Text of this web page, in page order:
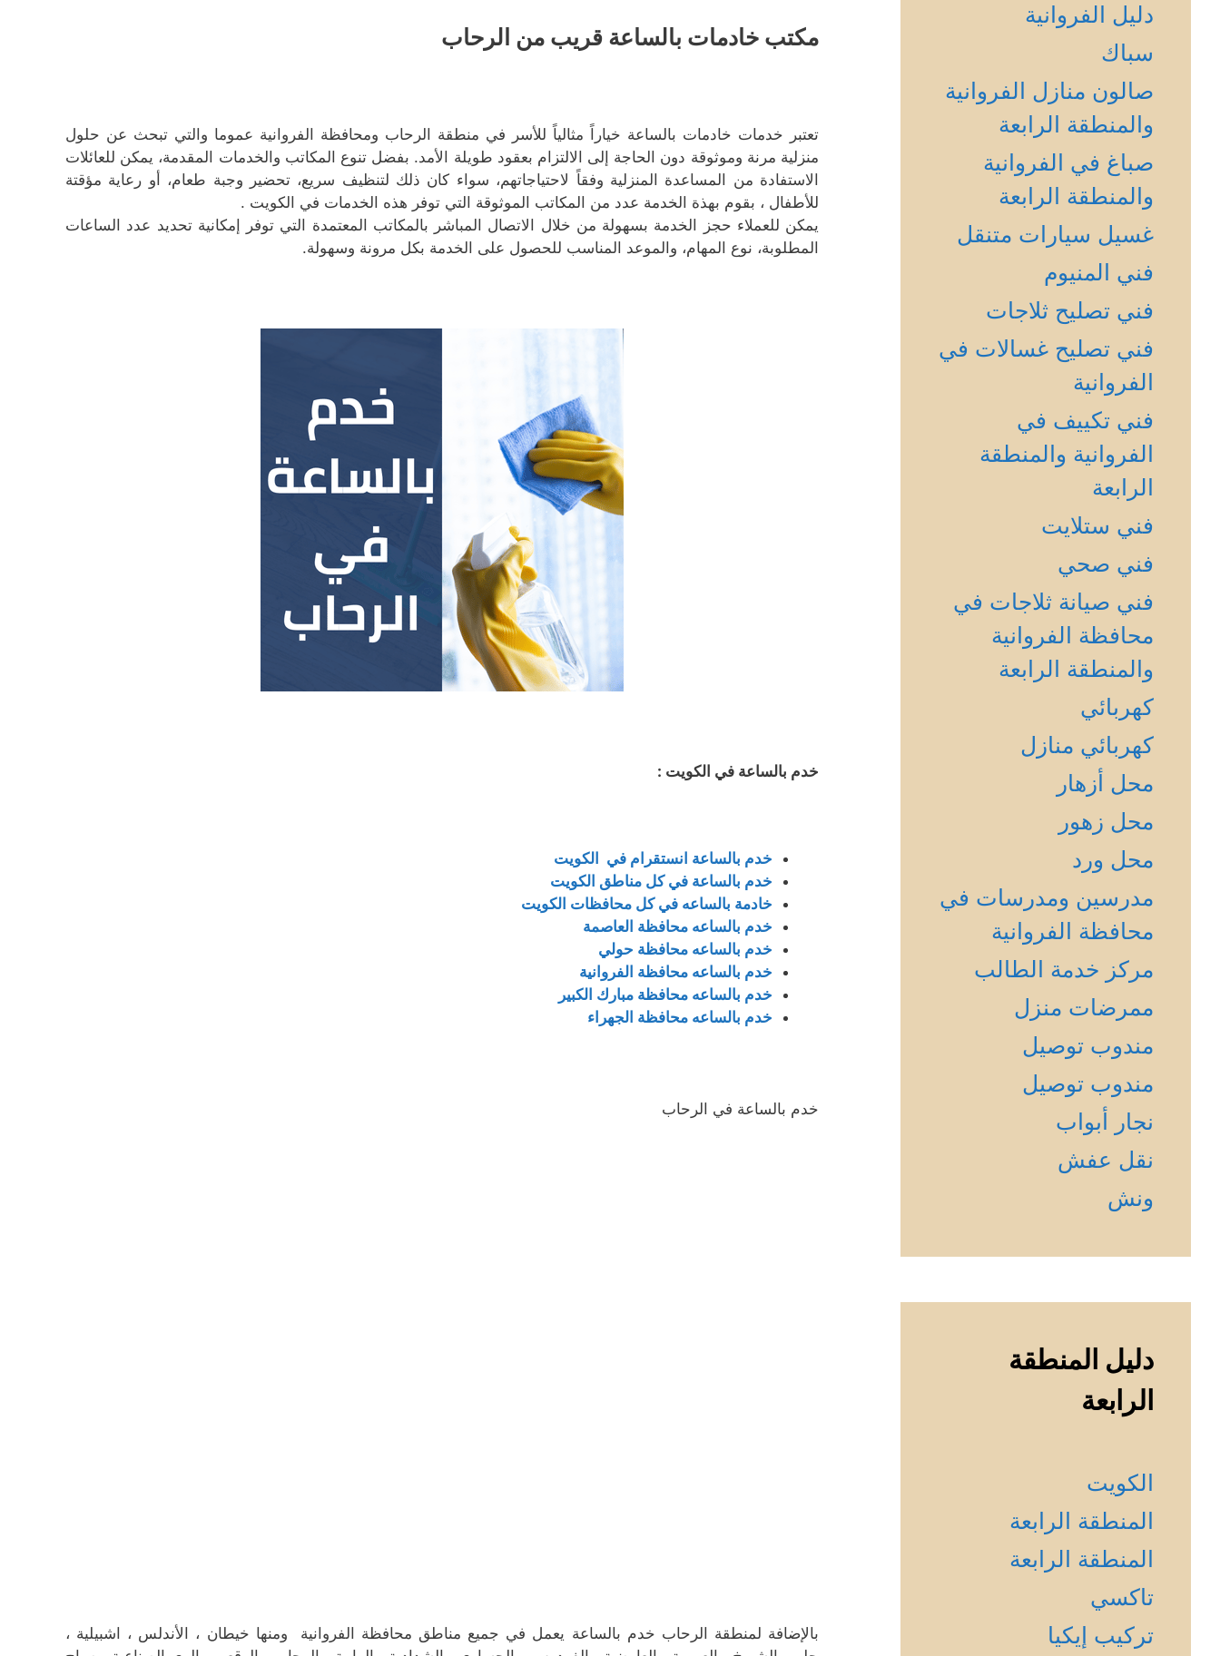
مكتب خادمات بالساعة قريب من الرحاب
تعتبر خدمات خادمات بالساعة خياراً مثالياً للأسر في منطقة الرحاب ومحافظة الفروانية عموما والتي تبحث عن حلول
منزلية مرنة وموثوقة دون الحاجة إلى الالتزام بعقود طويلة الأمد. بفضل تنوع المكاتب والخدمات المقدمة، يمكن للعائلات
الاستفادة من المساعدة المنزلية وفقاً لاحتياجاتهم، سواء كان ذلك لتنظيف سريع، تحضير وجبة طعام، أو رعاية مؤقتة
للأطفال ، بقوم بهذة الخدمة عدد من المكاتب الموثوقة التي توفر هذه الخدمات في الكويت .
يمكن للعملاء حجز الخدمة بسهولة من خلال الاتصال المباشر بالمكاتب المعتمدة التي توفر إمكانية تحديد عدد الساعات
المطلوبة، نوع المهام، والموعد المناسب للحصول على الخدمة بكل مرونة وسهولة.
خدم بالساعة في الكويت :
خدم بالساعة انستقرام في الكويت
خدم بالساعة في كل مناطق الكويت
خادمة بالساعه في كل محافظات الكويت
خدم بالساعه محافظة العاصمة
خدم بالساعه محافظة حولي
خدم بالساعه محافظة الفروانية
خدم بالساعه محافظة مبارك الكبير
خدم بالساعه محافظة الجهراء
خدم بالساعة في الرحاب
بالإضافة لمنطقة الرحاب خدم بالساعة يعمل في جميع مناطق محافظة الفروانية ومنها خيطان ، الأندلس ، اشبيلية ،
دليل الفروانية
سباك
صالون منازل الفروانية
والمنطقة الرابعة
صباغ في الفروانية
والمنطقة الرابعة
غسيل سيارات متنقل
فني المنيوم
فني تصليح ثلاجات
فني تصليح غسالات في
الفروانية
فني تكييف في
الفروانية والمنطقة
الرابعة
فني ستلايت
فني صحي
فني صيانة ثلاجات في
محافظة الفروانية
والمنطقة الرابعة
كهربائي
كهربائي منازل
محل أزهار
محل زهور
محل ورد
مدرسين ومدرسات في
محافظة الفروانية
مركز خدمة الطالب
ممرضات منزل
مندوب توصيل
مندوب توصيل
نجار أبواب
نقل عفش
ونش
دليل المنطقة
الرابعة
الكويت
المنطقة الرابعة
المنطقة الرابعة
تاكسي
تركيب إيكيا